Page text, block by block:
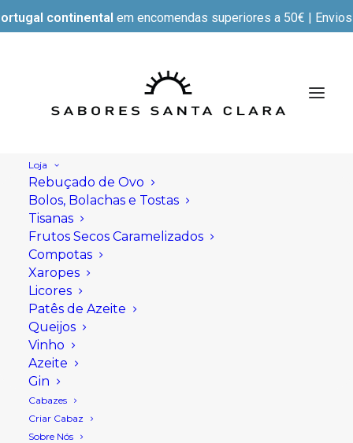
continental em encomendas superiores a 50€ |
Loja
Rebuçado de Ovo
Bolos, Bolachas e Tostas
Tisanas
Frutos Secos Caramelizados
Compotas
Xaropes
Licores
Patês de Azeite
Queijos
Vinho
Azeite
Gin
Cabazes
Criar Cabaz
Sobre Nós